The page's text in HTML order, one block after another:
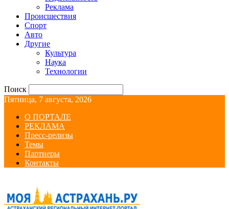
Реклама
Происшествия
Спорт
Авто
Другие
Культура
Наука
Технологии
Поиск
Пятница, 7 августа, 2026
О ПОРТАЛЕ
РЕКЛАМА
Пресс-релизы
Темы
Партнеры
Контакты